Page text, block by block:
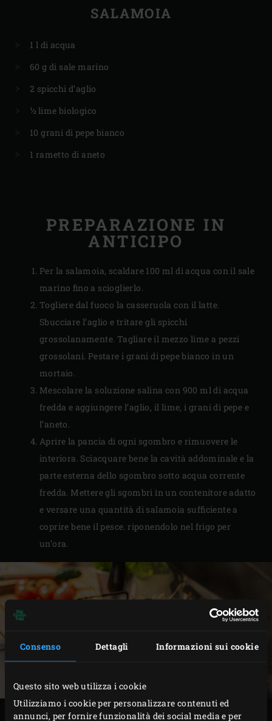
Consenso Dettagli Informazioni sui cookie
Questo sito web utilizza i cookie
Utilizziamo i cookie per personalizzare contenuti ed
annunci, per fornire funzionalità dei social media e per
SALAMOIA
1 l di acqua
60 g di sale marino
2 spicchi d’aglio
½ lime biologico
10 grani di pepe bianco
1 rametto di aneto
PREPARAZIONE IN
ANTICIPO
Per la salamoia, scaldare 100 ml di acqua con il sale
marino fino a scioglierlo.
Togliere dal fuoco la casseruola con il latte.
Sbucciare l’aglio e tritare gli spicchi
grossolanamente. Tagliare il mezzo lime a pezzi
grossolani. Pestare i grani di pepe bianco in un
mortaio.
Mescolare la soluzione salina con 900 ml di acqua
fredda e aggiungere l’aglio, il lime, i grani di pepe e
l’aneto.
Aprire la pancia di ogni sgombro e rimuovere le
interiora. Sciacquare bene la cavità addominale e la
parte esterna dello sgombro sotto acqua corrente
fredda. Mettere gli sgombri in un contenitore adatto
e versare una quantità di salamoia sufficiente a
coprire bene il pesce. riponendolo nel frigo per
un’ora.